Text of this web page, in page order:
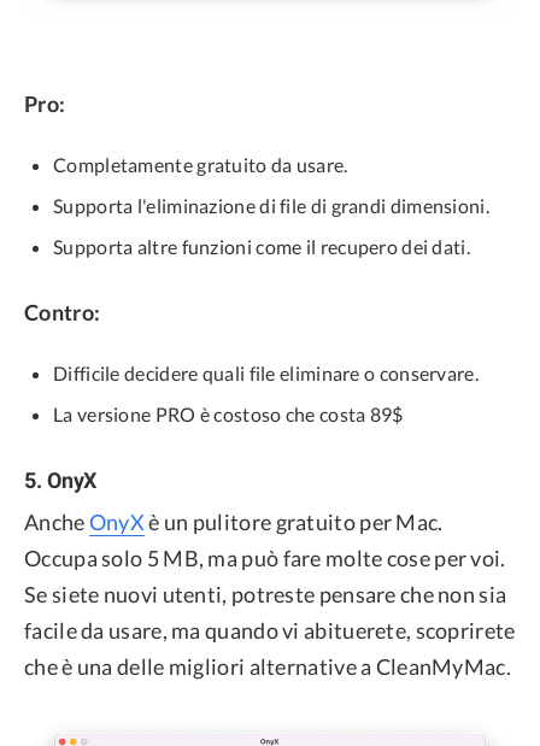
Pro:
Completamente gratuito da usare.
Supporta l'eliminazione di file di grandi dimensioni.
Supporta altre funzioni come il recupero dei dati.
Contro:
Difficile decidere quali file eliminare o conservare.
La versione PRO è costoso che costa 89$
5. OnyX
AncheOnyXè un pulitore gratuito per Mac.
Occupa solo 5 MB, ma può fare molte cose per voi.
Se siete nuovi utenti, potreste pensare che non sia
facile da usare, ma quando vi abituerete, scoprirete
che è una delle migliori alternative a CleanMyMac.